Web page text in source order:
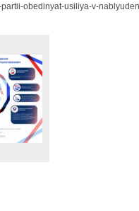
obedinyat-usiliya-v-